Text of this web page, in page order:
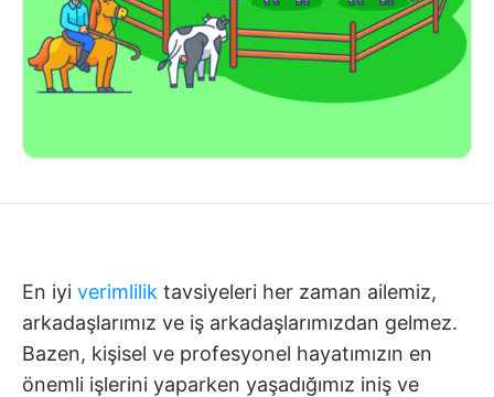
En iyi verimlilik tavsiyeleri her zaman ailemiz,
arkadaşlarımız ve iş arkadaşlarımızdan gelmez.
Bazen, kişisel ve profesyonel hayatımızın en
önemli işlerini yaparken yaşadığımız iniş ve